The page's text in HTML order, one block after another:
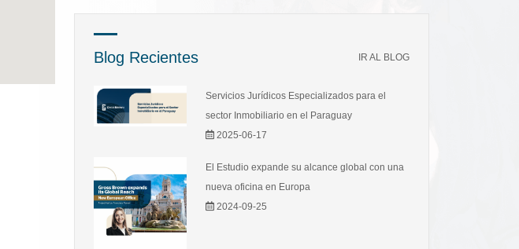
Blog Recientes IR AL BLOG
Servicios Jurídicos Especializados para el
sector Inmobiliario en el Paraguay
2025-06-17
El Estudio expande su alcance global con una
nueva oficina en Europa
2024-09-25